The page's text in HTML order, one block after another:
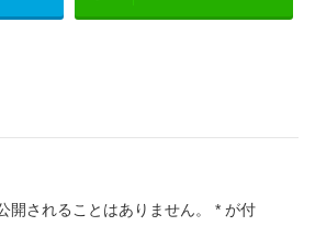
開されることはありません。 * が付